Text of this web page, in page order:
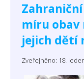
míru obav
jejich dětí
Zveřejněno: 18.